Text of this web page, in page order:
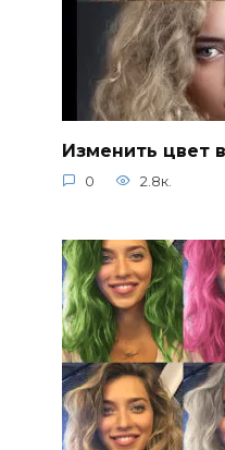
Изменить цвет
0 2.8к.